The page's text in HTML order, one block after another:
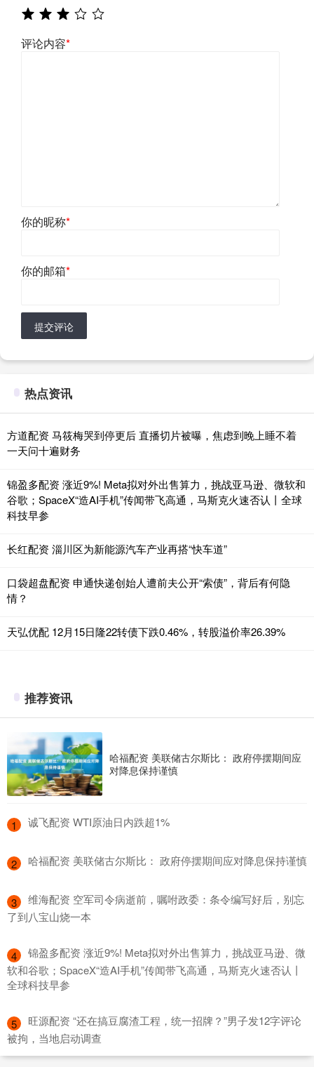
评论内容*
你的昵称*
你的邮箱*
提交评论
热点资讯
方道配资 马筱梅哭到停更后 直播切片被曝，焦虑到晚上睡不着
一天问十遍财务
锦盈多配资 涨近9%! Meta拟对外出售算力，挑战亚马逊、微软和
谷歌；SpaceX“造AI手机”传闻带飞高通，马斯克火速否认丨全球
科技早参
长红配资 淄川区为新能源汽车产业再搭“快车道”
口袋超盘配资 申通快递创始人遭前夫公开“索债”，背后有何隐
情？
天弘优配 12月15日隆22转债下跌0.46%，转股溢价率26.39%
推荐资讯
哈福配资 美联储古尔斯比： 政府停摆期间应
对降息保持谨慎
1 ​诚飞配资 WTI原油日内跌超1%
2 ​哈福配资 美联储古尔斯比： 政府停摆期间应对降息保持谨慎
3
​维海配资 空军司令病逝前，嘱咐政委：条令编写好后，别忘
了到八宝山烧一本
4
​锦盈多配资 涨近9%! Meta拟对外出售算力，挑战亚马逊、微
软和谷歌；SpaceX“造AI手机”传闻带飞高通，马斯克火速否认丨
全球科技早参
5
​旺源配资 “还在搞豆腐渣工程，统一招牌？”男子发12字评论
被拘，当地启动调查